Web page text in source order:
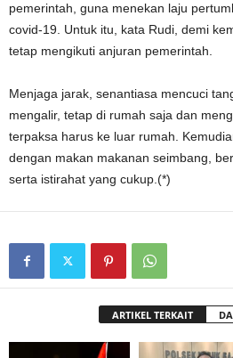
pemerintah, guna menekan laju
covid-19. Untuk itu, kata Rudi, demi
tetap mengikuti anjuran pemerintah.
Menjaga jarak, senantiasa mencuci
mengalir, tetap di rumah saja dan
terpaksa harus ke luar rumah.
dengan makan makanan seimbang,
serta istirahat yang cukup.(*)
ARTIKEL TERKAIT